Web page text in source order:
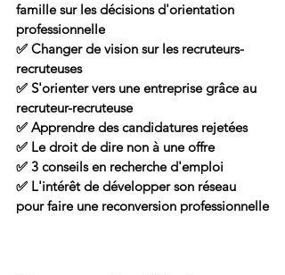
famille sur les décisions d'orientation
professionnelle
✅ Changer de vision sur les recruteurs-
recruteuses
✅ S'orienter vers une entreprise grâce au
recruteur-recruteuse
✅ Apprendre des candidatures rejetées
✅ Le droit de dire non à une offre
✅ 3 conseils en recherche d'emploi
✅ L'intérêt de développer son réseau
pour faire une reconversion professionnelle